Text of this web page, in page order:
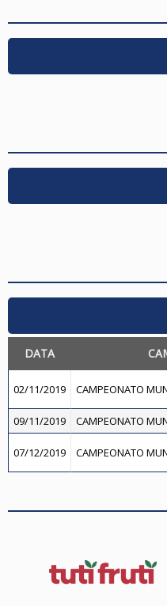
DATA
02/11/2019 CAMPEONATO
09/11/2019 CAMPEONATO
07/12/2019 CAMPEONATO